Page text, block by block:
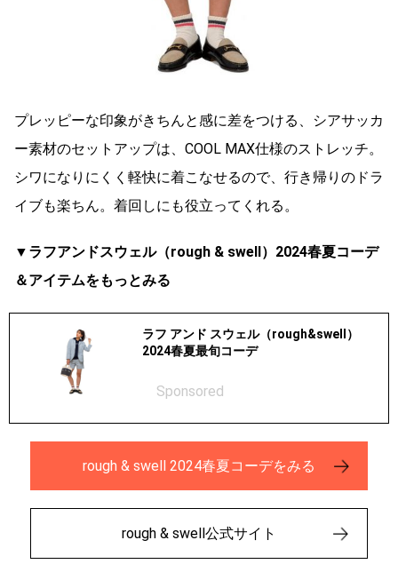
プレッピーな印象がきちんと感に差をつける、シアサッカ
ー素材のセットアップは、COOL MAX仕様のストレッチ。
シワになりにくく軽快に着こなせるので、行き帰りのドラ
イブも楽ちん。着回しにも役立ってくれる。
▼ラフアンドスウェル（rough & swell）2024春夏コーデ
＆アイテムをもっとみる
ラフ アンド スウェル（rough&swell）
2024春夏最旬コーデ
Sponsored
rough & swell 2024春夏コーデをみる
rough & swell公式サイト